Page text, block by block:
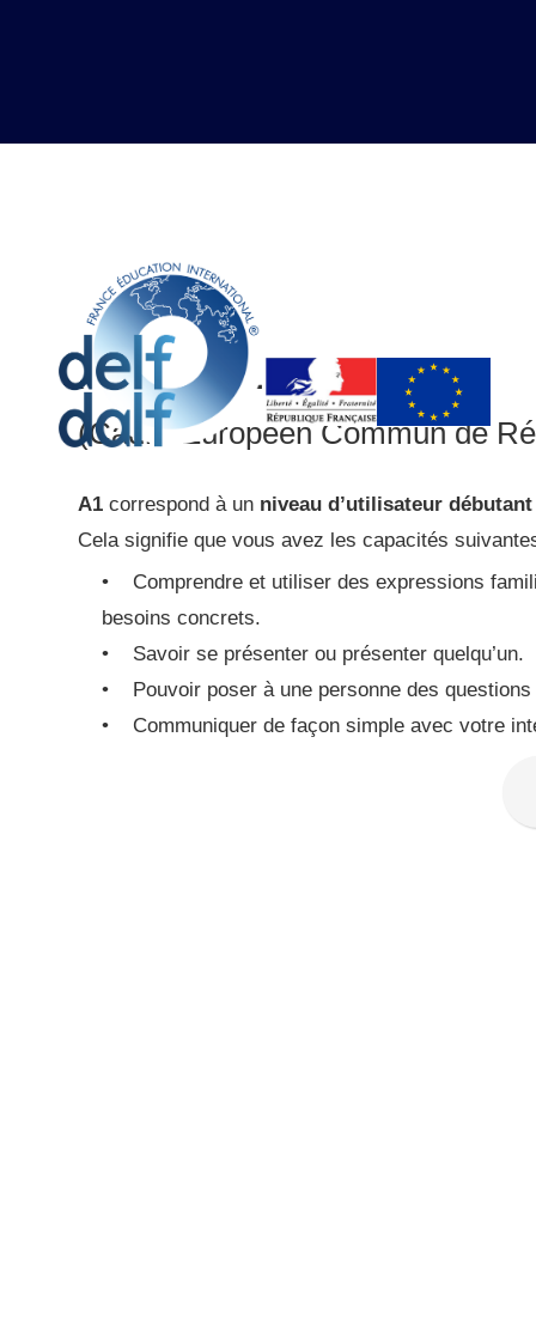
Niveau A1 du CECRL
(Cadre Européen Commun de
A1correspond à un niveau d’utilisateur débutant
Cela signifie que vous avez les capacités
• Comprendre et utiliser des expressions
besoins concrets.
• Savoir se présenter ou présenter quelqu’un.
• Pouvoir poser à une personne des
• Communiquer de façon simple avec votre